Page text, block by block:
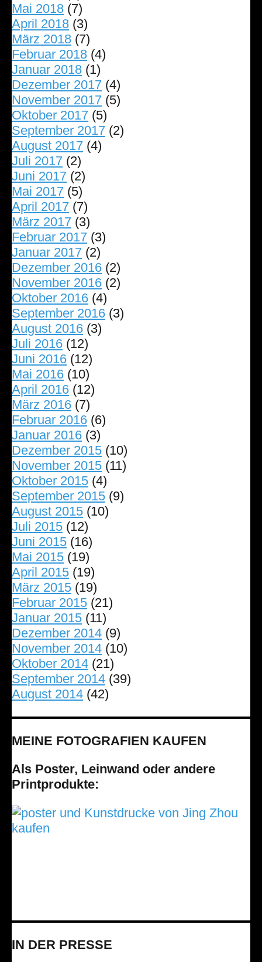
Mai 2018 (7)
April 2018 (3)
März 2018 (7)
Februar 2018 (4)
Januar 2018 (1)
Dezember 2017 (4)
November 2017 (5)
Oktober 2017 (5)
September 2017 (2)
August 2017 (4)
Juli 2017 (2)
Juni 2017 (2)
Mai 2017 (5)
April 2017 (7)
März 2017 (3)
Februar 2017 (3)
Januar 2017 (2)
Dezember 2016 (2)
November 2016 (2)
Oktober 2016 (4)
September 2016 (3)
August 2016 (3)
Juli 2016 (12)
Juni 2016 (12)
Mai 2016 (10)
April 2016 (12)
März 2016 (7)
Februar 2016 (6)
Januar 2016 (3)
Dezember 2015 (10)
November 2015 (11)
Oktober 2015 (4)
September 2015 (9)
August 2015 (10)
Juli 2015 (12)
Juni 2015 (16)
Mai 2015 (19)
April 2015 (19)
März 2015 (19)
Februar 2015 (21)
Januar 2015 (11)
Dezember 2014 (9)
November 2014 (10)
Oktober 2014 (21)
September 2014 (39)
August 2014 (42)
MEINE FOTOGRAFIEN KAUFEN
Als Poster, Leinwand oder andere
Printprodukte:
IN DER PRESSE